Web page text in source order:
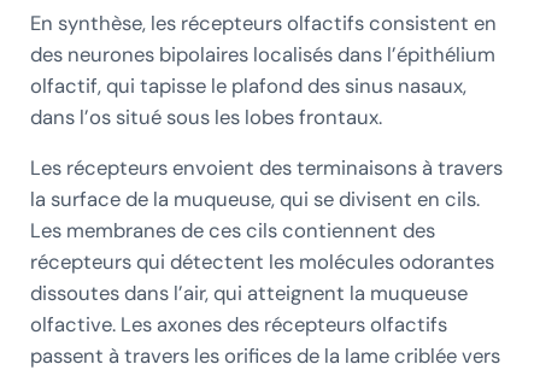
En synthèse, les récepteurs olfactifs consistent en
des neurones bipolaires localisés dans l’épithélium
olfactif, qui tapisse le plafond des sinus nasaux,
dans l’os situé sous les lobes frontaux.
Les récepteurs envoient des terminaisons à travers
la surface de la muqueuse, qui se divisent en cils.
Les membranes de ces cils contiennent des
récepteurs qui détectent les molécules odorantes
dissoutes dans l’air, qui atteignent la muqueuse
olfactive. Les axones des récepteurs olfactifs
passent à travers les orifices de la lame criblée vers